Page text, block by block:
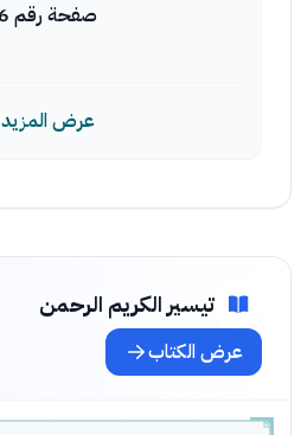
صفحة رقم 706
عرض المزيد
تيسير الكريم الرحمن
عرض الكتاب